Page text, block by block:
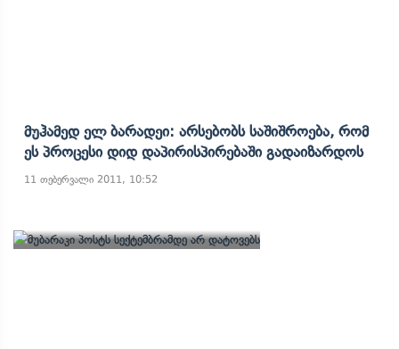
Მუჰამედ Ელ Ბარადეი: Არსებობს Საშიშროება, Რომ
Ეს Პროცესი Დიდ Დაპირისპირებაში Გადაიზარდოს
11 თებერვალი 2011, 10:52